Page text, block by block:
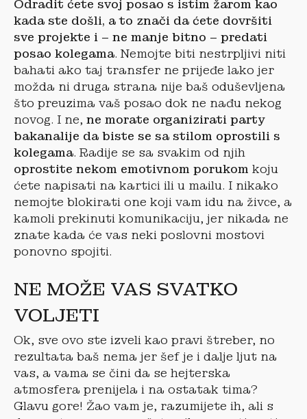
Odradit ćete svoj posao s istim žarom kao
kada ste došli, a to znači da ćete dovršiti
sve projekte i – ne manje bitno – predati
posao kolegama. Nemojte biti nestrpljivi niti
bahati ako taj transfer ne prijeđe lako jer
možda ni druga strana nije baš oduševljena
što preuzima vaš posao dok ne nađu nekog
novog. I ne, ne morate organizirati party
bakanalije da biste se sa stilom oprostili s
kolegama. Radije se sa svakim od njih
oprostite nekom emotivnom porukom koju
ćete napisati na kartici ili u mailu. I nikako
nemojte blokirati one koji vam idu na živce, a
kamoli prekinuti komunikaciju, jer nikada ne
znate kada će vas neki poslovni mostovi
ponovno spojiti.
NE MOŽE VAS SVATKO
VOLJETI
Ok, sve ovo ste izveli kao pravi štreber, no
rezultata baš nema jer šef je i dalje ljut na
vas, a vama se čini da se hejterska
atmosfera prenijela i na ostatak tima?
Glavu gore! Žao vam je, razumijete ih, ali s